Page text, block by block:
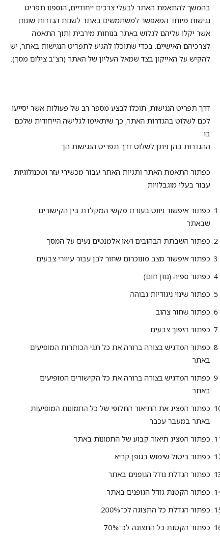
בהמשך להתאמת האתר לבעלי צרכים ייחודיים, הוספנו תפריט
נגישות מיוחד המאפשר למשתמשים באתר לשנות הגדרות שונות
אשר יקלו עליהם לגלוש באתר בנוחות מירבית ותוך התאמה
לצרכיהם האישיים. בכדי שתוכלו להגיע לתפריט הנגישות באתר, יש
להקיש על האייקון בצד שמאל העליון של האתר (רצ”ב צילום מסך):
דרך תפריט הנגישות, תוכלו לבצע מספר רב של פעולות אשר יסייעו
לכם לשלוט בהגדרות האתר, כך שיתאימו לגלישה הייחודית שלכם
בו.
ההגדרות בהן ניתן לשלוט דרך תפריט הנגישות הן:
כפתור התאמת האתר ותגיות האתר עבור מכשירי עזר וטכנולוגיות
עבור בעלי מוגבלויות
כפתור איפשור ניווט בעזרת מקשי המקלדת בין הקישורים
שבאתר
כפתור השבתת הבהובים ו/או אלמנטים נעים על המסך
כפתור איפשור מצב מונוכרום שחור לבן עבור עיוורי צבעים
כפתור ספיה (גוון חום)
כפתור שינוי ניגודיות גבוהה
כפתור שחור צהוב
כפתור היפוך צבעים
כפתור המדגיש בצורה ברורה את כל תגי הכותרות המופיעים
באתר
כפתור המדגיש בצורה ברורה את כל הקישורים המופיעים
באתר
כפתור המציג את התיאור החלופי של כל התמונות המופיעות
באתר במעבר עכבר
כפתור המציג תיאור קבוע של התמונות באתר
כפתור ביטול שימוש בגופן קריא
כפתור הגדלת גודל הגופנים באתר
כפתור הקטנת גודל הגופנים באתר
כפתור הגדלת כל התצוגה לכ־200%
כפתור הקטנת כל התצוגה לכ־70%